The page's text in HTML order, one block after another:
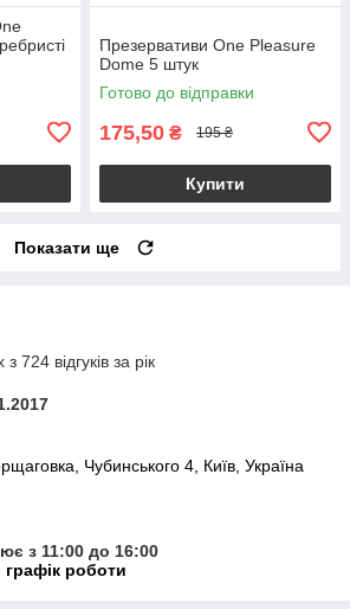
Презервативи One Pleasure
Dome 5 штук
Готово до відправки
175,50 ₴ 195 ₴
Купити
Показати ще
724 відгуків за рік
Чубинського 4, Київ, Україна
з 11:00 до 16:00
роботи